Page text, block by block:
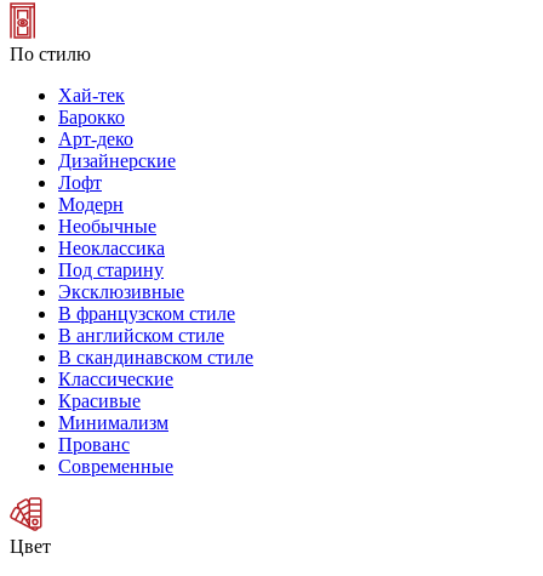
По стилю
Хай-тек
Барокко
Арт-деко
Дизайнерские
Лофт
Модерн
Необычные
Неоклассика
Под старину
Эксклюзивные
В французском стиле
В английском стиле
В скандинавском стиле
Классические
Красивые
Минимализм
Прованс
Современные
Цвет